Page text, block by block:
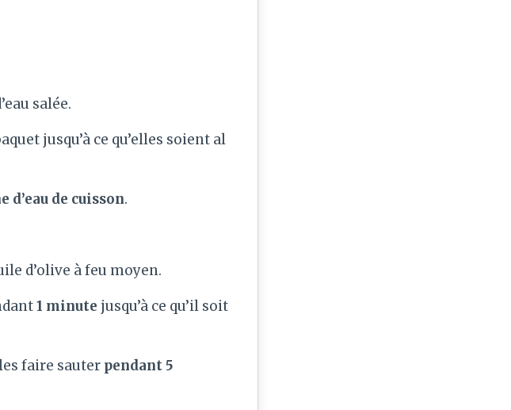
salée.
jusqu’à ce qu’elles soient al
d’eau de cuisson.
d’olive à feu moyen.
1 minute jusqu’à ce qu’il soit
faire sauter pendant 5